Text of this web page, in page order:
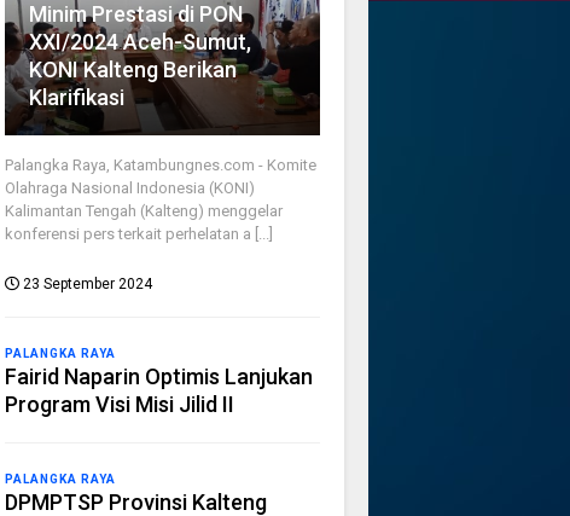
Minim Prestasi di PON
XXI/2024 Aceh-Sumut,
KONI Kalteng Berikan
Klarifikasi
Palangka Raya, Katambungnes.com - Komite
Olahraga Nasional Indonesia (KONI)
Kalimantan Tengah (Kalteng) menggelar
konferensi pers terkait perhelatan a [...]
23 September 2024
PALANGKA RAYA
Fairid Naparin Optimis Lanjukan
Program Visi Misi Jilid II
PALANGKA RAYA
DPMPTSP Provinsi Kalteng